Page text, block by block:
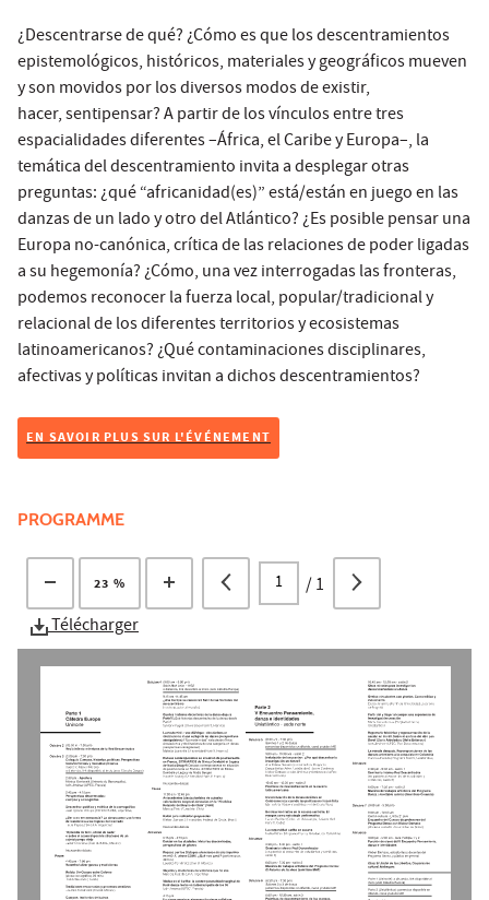
¿Descentrarse de qué? ¿Cómo es que los descentramientos
epistemológicos, históricos, materiales y geográficos mueven
y son movidos por los diversos modos de existir,
hacer, sentipensar? A partir de los vínculos entre tres
espacialidades diferentes –África, el Caribe y Europa–, la
temática del descentramiento invita a desplegar otras
preguntas: ¿qué “africanidad(es)” está/están en juego en las
danzas de un lado y otro del Atlántico? ¿Es posible pensar una
Europa no-canónica, crítica de las relaciones de poder ligadas
a su hegemonía? ¿Cómo, una vez interrogadas las fronteras,
podemos reconocer la fuerza local, popular/tradicional y
relacional de los diferentes territorios y ecosistemas
latinoamericanos? ¿Qué contaminaciones disciplinares,
afectivas y políticas invitan a dichos descentramientos?
EN SAVOIR PLUS SUR L'ÉVÉNEMENT
PROGRAMME
23 % /1
Télécharger